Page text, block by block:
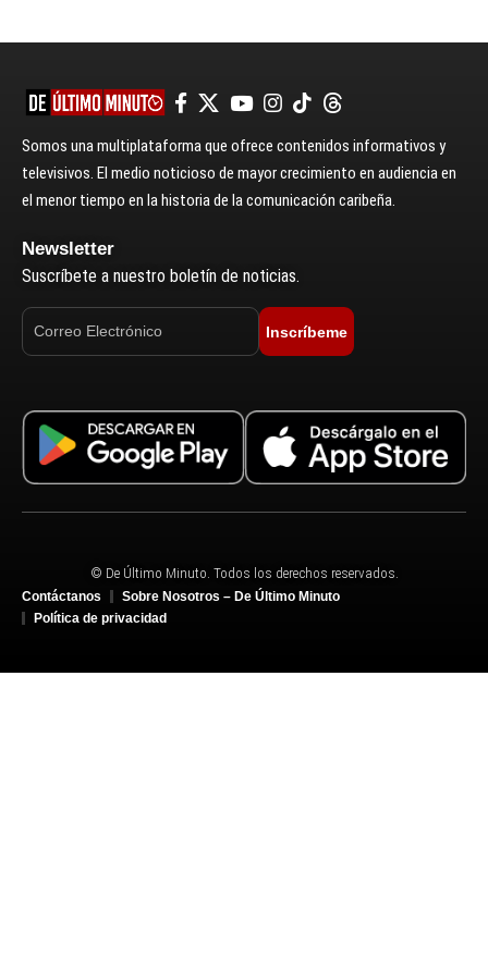
Somos una multiplataforma que ofrece contenidos informativos y
televisivos. El medio noticioso de mayor crecimiento en audiencia en
el menor tiempo en la historia de la comunicación caribeña.
Newsletter
Suscríbete a nuestro boletín de noticias.
Inscríbeme
© De Último Minuto. Todos los derechos reservados.
Contáctanos
Sobre Nosotros – De Último Minuto
Política de privacidad